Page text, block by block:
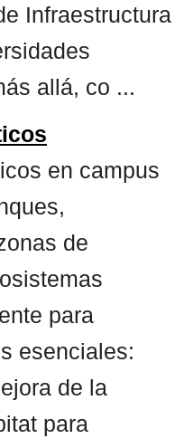
Infraestructura
allá, co ...
en campus
de
para
esenciales:
de la
para